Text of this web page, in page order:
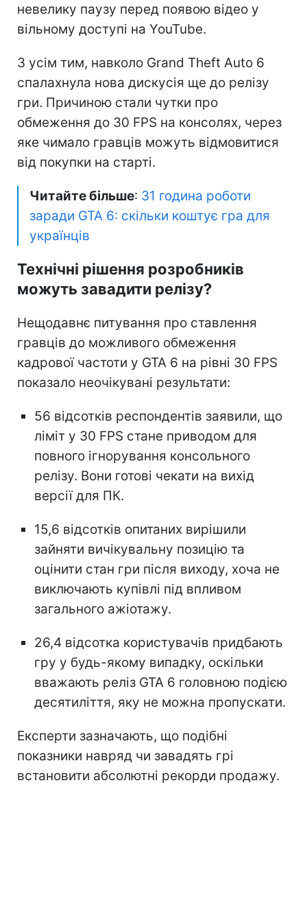
невелику паузу перед появою відео у
вільному доступі на YouTube.
З усім тим, навколо Grand Theft Auto 6
спалахнула нова дискусія ще до релізу
гри. Причиною стали чутки про
обмеження до 30 FPS на консолях, через
яке чимало гравців можуть відмовитися
від покупки на старті.
Читайте більше: 31 година роботи
заради GTA 6: скільки коштує гра для
українців
Технічні рішення розробників
можуть завадити релізу?
Нещодавнє питування про ставлення
гравців до можливого обмеження
кадрової частоти у GTA 6 на рівні 30 FPS
показало неочікувані результати:
56 відсотків респондентів заявили, що
ліміт у 30 FPS стане приводом для
повного ігнорування консольного
релізу. Вони готові чекати на вихід
версії для ПК.
15,6 відсотків опитаних вирішили
зайняти вичікувальну позицію та
оцінити стан гри після виходу, хоча не
виключають купівлі під впливом
загального ажіотажу.
26,4 відсотка користувачів придбають
гру у будь-якому випадку, оскільки
вважають реліз GTA 6 головною подією
десятиліття, яку не можна пропускати.
Експерти зазначають, що подібні
показники навряд чи завадять грі
встановити абсолютні рекорди продажу.